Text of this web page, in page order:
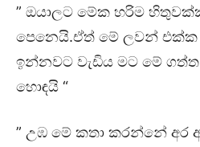
” ඔයාලට මේක හරිම
පෙනෙයි.ඒත් මේ ලවන් එක්ක
ඉන්නවට වැඩිය මට මේ
හොඳයි “
” උඹ මේ කතා කරන්නේ අර